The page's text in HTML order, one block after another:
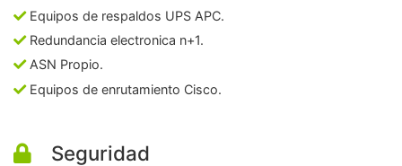
Equipos de respaldos UPS APC.
Redundancia electronica n+1.
ASN Propio.
Equipos de enrutamiento Cisco.
Seguridad